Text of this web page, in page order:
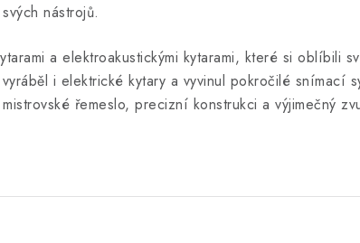
nástrojů.
a elektroakustickými kytarami, které si oblíbili
i elektrické kytary a vyvinul pokročilé snímací
řemeslo, precizní konstrukci a výjimečný